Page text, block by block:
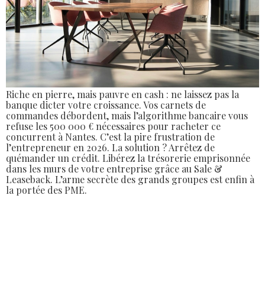
Riche en pierre, mais pauvre en cash : ne laissez pas la
banque dicter votre croissance. Vos carnets de
commandes débordent, mais l’algorithme bancaire vous
refuse les 500 000 € nécessaires pour racheter ce
concurrent à Nantes. C’est la pire frustration de
l’entrepreneur en 2026. La solution ? Arrêtez de
quémander un crédit. Libérez la trésorerie emprisonnée
dans les murs de votre entreprise grâce au Sale &
Leaseback. L’arme secrète des grands groupes est enfin à
la portée des PME.